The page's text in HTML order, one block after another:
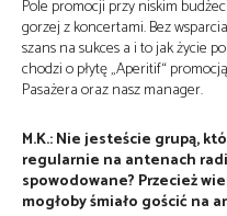
Pole promocji przy niskim
gorzej z koncertami. Bez
szans na sukces a i to jak życie
chodzi o płytę „Aperitif“
Pasażera oraz nasz manager.
M.K.: Nie jesteście grupą,
regularnie na antenach
spowodowane? Przecież
mogłoby śmiało gościć na